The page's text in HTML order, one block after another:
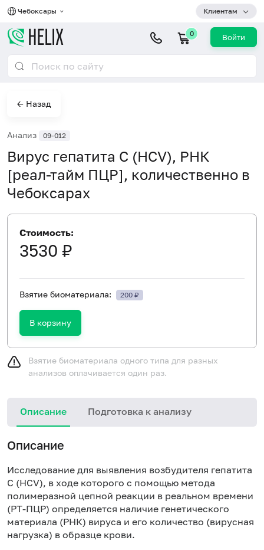
Чебоксары Клиентам
0 Войти
← Назад
Анализ 09-012
Вирус гепатита C (HCV), РНК
[реал-тайм ПЦР], количественно в
Чебоксарах
Стоимость:
3530 ₽
Взятие биоматериала: 200 ₽
В корзину
Взятие биоматериала одного типа для разных
анализов оплачивается один раз.
Описание Подготовка к анализу
Описание
Исследование для выявления возбудителя гепатита
C (HCV), в ходе которого с помощью метода
полимеразной цепной реакции в реальном времени
(РТ-ПЦР) определяется наличие генетического
материала (РНК) вируса и его количество (вирусная
нагрузка) в образце крови.